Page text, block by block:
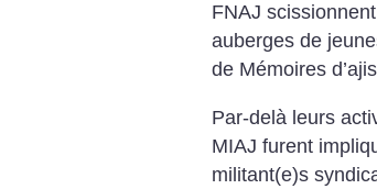
FNAJ
auberges de
de Mémoires
Par-delà leurs
MIAJ furent
militant(e)s